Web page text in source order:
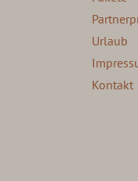
Urlaub
Kontakt